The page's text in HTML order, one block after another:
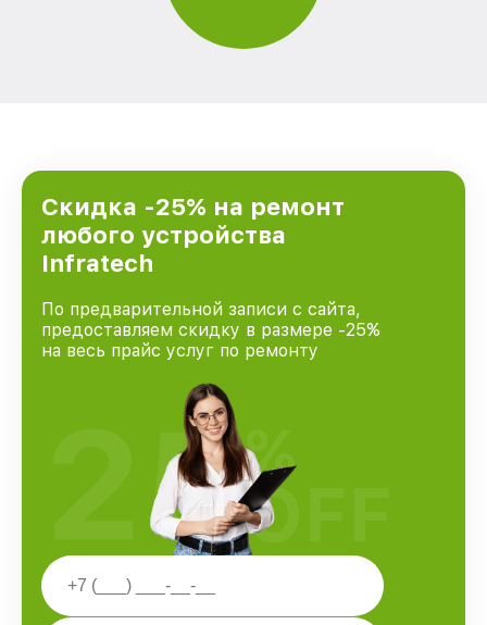
Скидка -25% на ремонт
любого устройства
Infratech
По предварительной записи с сайта,
предоставляем скидку в размере -25%
на весь прайс услуг по ремонту
25%
OFF